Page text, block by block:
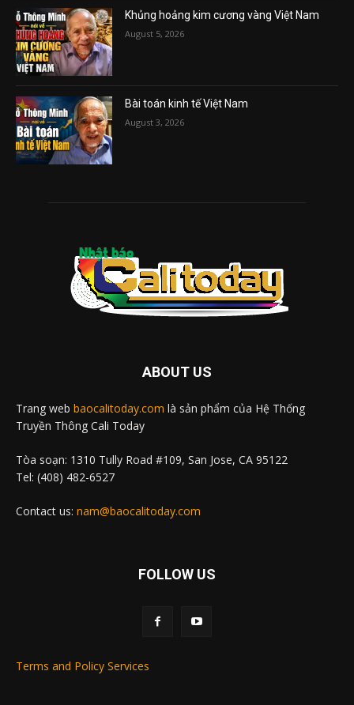
Khủng hoảng kim cương vàng Việt Nam
August 5, 2026
Bài toán kinh tế Việt Nam
August 3, 2026
ABOUT US
Trang web baocalitoday.com là sản phẩm của Hệ Thống
Truyền Thông Cali Today
Tòa soạn: 1310 Tully Road #109, San Jose, CA 95122
Tel: (408) 482-6527
Contact us: nam@baocalitoday.com
FOLLOW US
Terms and Policy Services